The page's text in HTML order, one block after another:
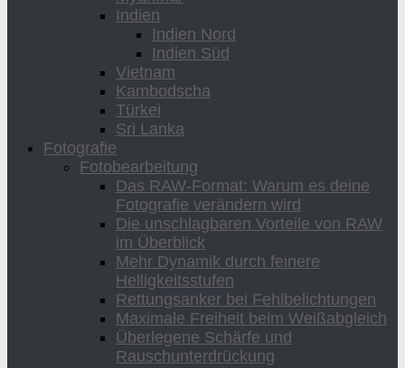
Indien
Indien Nord
Indien Süd
Vietnam
Kambodscha
Türkei
Sri Lanka
Fotografie
Fotobearbeitung
Das RAW-Format: Warum es deine
Fotografie verändern wird
Die unschlagbaren Vorteile von RAW
im Überblick
Mehr Dynamik durch feinere
Helligkeitsstufen
Rettungsanker bei Fehlbelichtungen
Maximale Freiheit beim Weißabgleich
Überlegene Schärfe und
Rauschunterdrückung